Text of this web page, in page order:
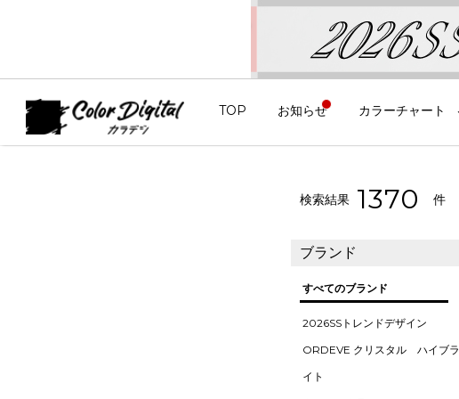
TOP お知らせ カラーチャート
検索結果 1370 件
ブランド
すべてのブランド
2026SSトレンドデザイン
ORDEVE クリスタル ハイブラ
イト